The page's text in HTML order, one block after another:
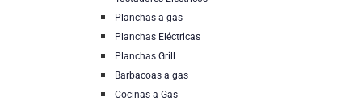
Planchas a gas
Planchas Eléctricas
Planchas Grill
Barbacoas a gas
Cocinas a Gas